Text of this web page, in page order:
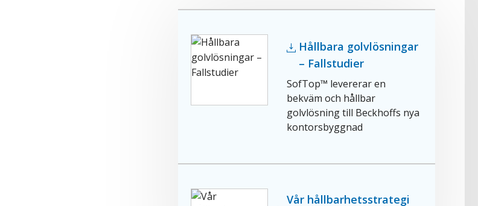
Hållbara golvlösningar
– Fallstudier
SofTop™ levererar en
bekväm och hållbar
golvlösning till Beckhoffs nya
kontorsbyggnad
Vår hållbarhetsstrategi